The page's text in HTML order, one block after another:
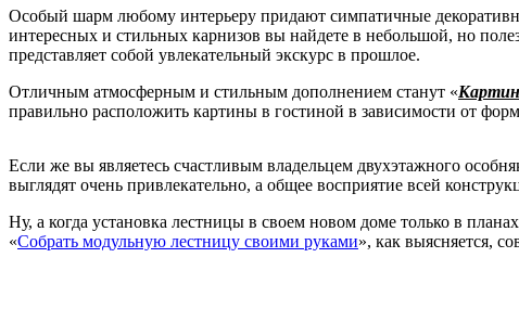
Особый шарм любому интерьеру придают симпатичные
интересных и стильных карнизов вы найдете в небольшой, но
представляет собой увлекательный экскурс в прошлое.
Отличным атмосферным и стильным дополнением станут «
правильно расположить картины в гостиной в зависимости от
Если же вы являетесь счастливым владельцем двухэтажного
выглядят очень привлекательно, а общее восприятие всей
Ну, а когда установка лестницы в своем новом доме только в
«Собрать модульную лестницу своими руками», как выясняется,